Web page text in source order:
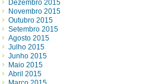
Dezembro 2015
Novembro 2015
Outubro 2015
Setembro 2015
Agosto 2015
Julho 2015
Junho 2015
Maio 2015
Abril 2015